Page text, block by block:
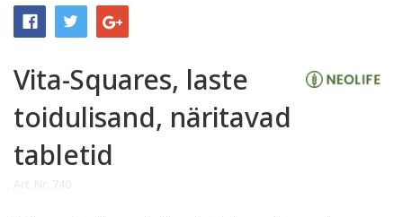
Vita-Squares, laste
toidulisand, näritavad
tabletid